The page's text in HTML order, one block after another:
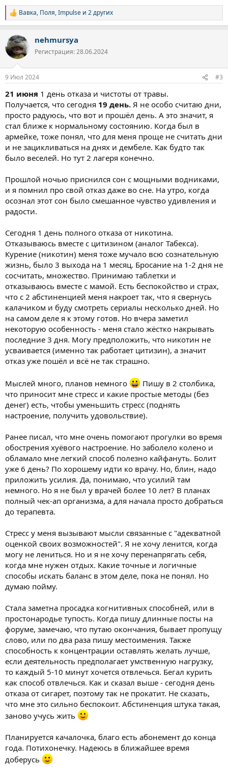
Р
е
к
ц
и
Вавка, Поля,Impulse и 2 других
nehmursya
Регистрация: 28.06.2024
9 Июл 2024 #3
21 июня 1 день отказа и чистоты от травы.
Получается, что сегодня 19 день. Я не особо считаю дни,
просто радуюсь, что вот и прошёл день. А это значит, я
стал ближе к нормальному состоянию. Когда был в
армейке, тоже понял, что для меня проще не считать дни
и не зацикливаться на днях и дембеле. Как будто так
было веселей. Но тут 2 лагеря конечно.
Прошлой ночью приснился сон с мощными водниками,
и я помнил про свой отказ даже во сне. На утро, когда
осознал этот сон было смешанное чувство удивления и
радости.
Сегодня 1 день полного отказа от никотина.
Отказываюсь вместе с цитизином (аналог Табекса).
Курение (никотин) меня тоже мучало всю сознательную
жизнь, было 3 выхода на 1 месяц. Бросание на 1-2 дня не
сосчитать, множество. Принимаю таблетки и
отказываюсь вместе с мамой. Есть беспокойство и страх,
что с 2 абстиненцией меня накроет так, что я свернусь
калачиком и буду смотреть сериалы несколько дней. Но
на самом деле я к этому готов. Но вчера заметил
некоторую особенность - меня стало жёстко накрывать
последние 3 дня. Могу предположить, что никотин не
усваивается (именно так работает цитизин), а значит
отказ уже пошёл и всё не так страшно.
Мыслей много, планов немного
Пишу в 2 столбика,
что приносит мне стресс и какие простые методы (без
денег) есть, чтобы уменьшить стресс (поднять
настроение, получить удовольствие).
Ранее писал, что мне очень помогают прогулки во время
обострения хуёвого настроение. Но заболело колено и
обламало мне легкий способ полезно кайфануть. Болит
уже 6 день? По хорошему идти ко врачу. Но, блин, надо
приложить усилия. Да, понимаю, что усилий там
немного. Но я не был у врачей более 10 лет? В планах
полный чек-ап организма, а для начала просто добраться
до терапевта.
Стресс у меня вызывают мысли связанные с "адекватной
оценкой своих возможностей". Я не хочу ленится, когда
могу не лениться. Но и я не хочу перенапрягать себя,
когда мне нужен отдых. Какие точные и логичные
способы искать баланс в этом деле, пока не понял. Но
думаю пойму.
Стала заметна просадка когнитивных способней, или в
простонародье тупость. Когда пишу длинные посты на
форуме, замечаю, что путаю окончания, бывает пропущу
слово, или по два раза пишу местоимения. Также
способность к концентрации оставлять желать лучше,
если деятельность предполагает умственную нагрузку,
то каждый 5-10 минут хочется отвлечься. Бегал курить
как способ отвлечься. Как и сказал выше - сегодня день
отказа от сигарет, поэтому так не прокатит. Не сказать,
что мне это сильно беспокоит. Абстиненция штука такая,
заново учусь жить
Планируется качалочка, благо есть абонемент до конца
года. Потихонечку. Надеюсь в ближайшее время
доберусь